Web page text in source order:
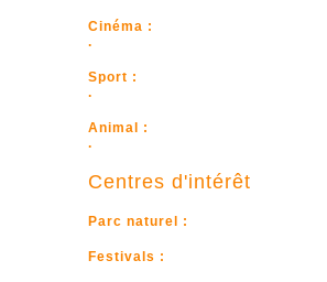
Cinéma :
.
Sport :
.
Animal :
.
Centres d'intérêt
Parc naturel :
Festivals :